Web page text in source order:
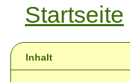
Startseite
Inhalt